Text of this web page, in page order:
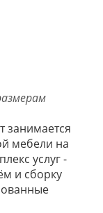
занимается
мебели на
услуг -
и сборку